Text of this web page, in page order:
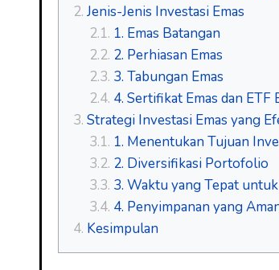
Jenis-Jenis Investasi Emas
1. Emas Batangan
2. Perhiasan Emas
3. Tabungan Emas
4. Sertifikat Emas dan ETF
Strategi Investasi Emas yang
1. Menentukan Tujuan
2. Diversifikasi Portofolio
3. Waktu yang Tepat
4. Penyimpanan yang
Kesimpulan